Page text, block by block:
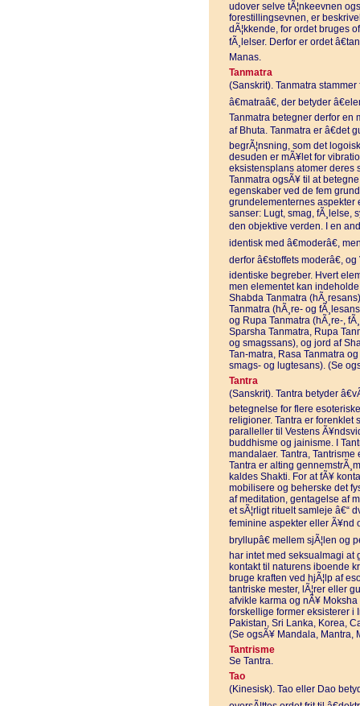
udover selve tÃ¦nkeevnen
forestillingsevnen, er
dÃ¦kkende, for ordet bruges
fÃ¸lelser. Derfor er ordet
Manas.
Tanmatra
(Sanskrit). Tanmatra stammer
â€matraâ€, der betyder
Tanmatra betegner derfor en
af Bhuta. Tanmatra er â€det
begrÃ¦nsning, som det
desuden er mÃ¥let for
eksistensplans atomer deres
Tanmatra ogsÃ¥ til at
egenskaber ved de fem
grundelementernes aspekter
sanser: Lugt, smag, fÃ¸lelse,
den objektive verden. I en
identisk med â€moderâ€,
derfor â€stoffets moderâ€,
identiske begreber. Hvert
men elementet kan
Shabda Tanmatra
Tanmatra (hÃ¸re- og
og Rupa Tanmatra (hÃ¸re-,
Sparsha Tanmatra, Rupa
og smagssans), og jord af
Tan-matra, Rasa Tanmatra
smags- og lugtesans). (Se
Tantra
(Sanskrit). Tantra betyder
betegnelse for flere
religioner. Tantra er forenklet
paralleller til Vestens
buddhisme og jainisme. I
mandalaer. Tantra,
Tantra er alting
kaldes Shakti. For at fÃ¥
mobilisere og beherske det
af meditation, gentagelse af
et sÃ¦rligt rituelt samleje â€“
feminine aspekter eller Ã¥nd
bryllupâ€ mellem sjÃ¦len og
har intet med seksualmagi at
kontakt til naturens iboende
bruge kraften ved hjÃ¦lp af
tantriske mester, lÃ¦rer eller
afvikle karma og nÃ¥
forskellige former eksisterer i
Pakistan, Sri Lanka, Korea,
(Se ogsÃ¥ Mandala, Mantra,
Tantrisme
Se Tantra.
Tao
(Kinesisk). Tao eller Dao